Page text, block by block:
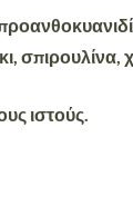
σπιρουλίνα,
ιστούς.